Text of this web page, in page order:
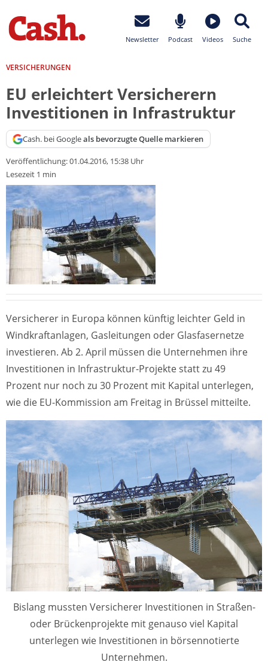
Newsletter Podcast Videos Suche
VERSICHERUNGEN
EU erleichtert Versicherern
Investitionen in Infrastruktur
Cash. bei Googleals bevorzugte Quelle markieren
Veröffentlichung:01.04.2016, 15:38 Uhr
Lesezeit 1 min
Versicherer in Europa können künftig leichter Geld in
Windkraftanlagen, Gasleitungen oder Glasfasernetze
investieren. Ab 2. April müssen die Unternehmen ihre
Investitionen in Infrastruktur-Projekte statt zu 49
Prozent nur noch zu 30 Prozent mit Kapital unterlegen,
wie die EU-Kommission am Freitag in Brüssel mitteilte.
Bislang mussten Versicherer Investitionen in Straßen-
oder Brückenprojekte mit genauso viel Kapital
unterlegen wie Investitionen in börsennotierte
Unternehmen.